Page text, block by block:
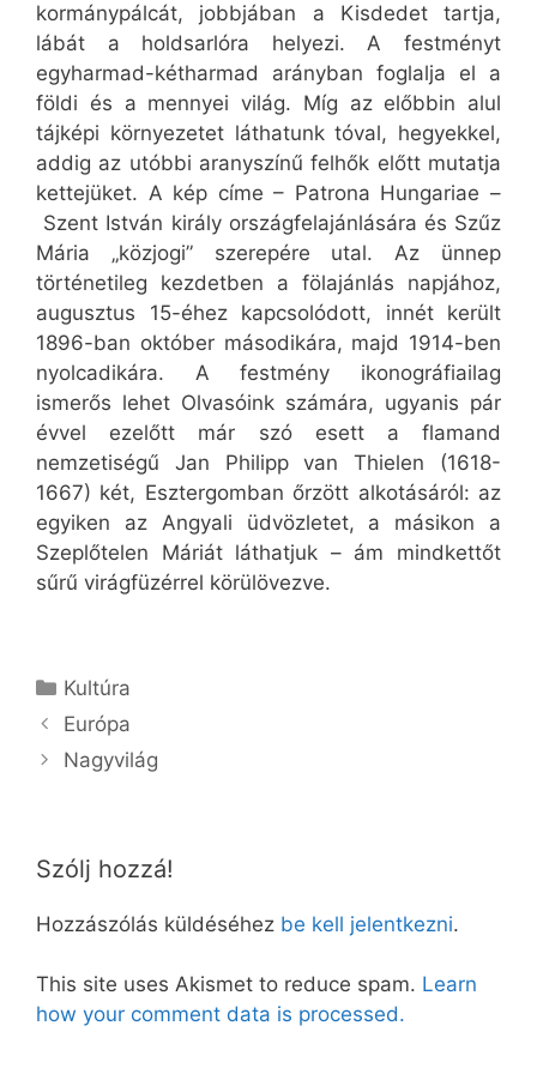
kormánypálcát, jobbjában a Kisdedet tartja,
lábát a holdsarlóra helyezi. A festményt
egyharmad-kétharmad arányban foglalja el a
földi és a mennyei világ. Míg az előbbin alul
tájképi környezetet láthatunk tóval, hegyekkel,
addig az utóbbi aranyszínű felhők előtt mutatja
kettejüket. A kép címe – Patrona Hungariae –
Szent István király országfelajánlására és Szűz
Mária „közjogi” szerepére utal. Az ünnep
történetileg kezdetben a fölajánlás napjához,
augusztus 15-éhez kapcsolódott, innét került
1896-ban október másodikára, majd 1914-ben
nyolcadikára. A festmény ikonográfiailag
ismerős lehet Olvasóink számára, ugyanis pár
évvel ezelőtt már szó esett a flamand
nemzetiségű Jan Philipp van Thielen (1618-
1667) két, Esztergomban őrzött alkotásáról: az
egyiken az Angyali üdvözletet, a másikon a
Szeplőtelen Máriát láthatjuk – ám mindkettőt
sűrű virágfüzérrel körülövezve.
Kategória
Kultúra
Európa
Nagyvilág
Szólj hozzá!
Hozzászólás küldéséhez be kell jelentkezni.
This site uses Akismet to reduce spam. Learn
how your comment data is processed.